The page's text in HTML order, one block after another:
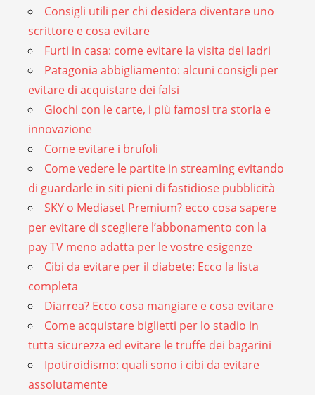
Consigli utili per chi desidera diventare uno
scrittore e cosa evitare
Furti in casa: come evitare la visita dei ladri
Patagonia abbigliamento: alcuni consigli per
evitare di acquistare dei falsi
Giochi con le carte, i più famosi tra storia e
innovazione
Come evitare i brufoli
Come vedere le partite in streaming evitando
di guardarle in siti pieni di fastidiose pubblicità
SKY o Mediaset Premium? ecco cosa sapere
per evitare di scegliere l’abbonamento con la
pay TV meno adatta per le vostre esigenze
Cibi da evitare per il diabete: Ecco la lista
completa
Diarrea? Ecco cosa mangiare e cosa evitare
Come acquistare biglietti per lo stadio in
tutta sicurezza ed evitare le truffe dei bagarini
Ipotiroidismo: quali sono i cibi da evitare
assolutamente